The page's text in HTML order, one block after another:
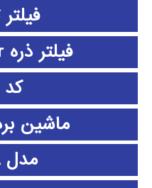
فیلتر ذره particle filter
کد SIFT
ماشین
مدل ARIMA